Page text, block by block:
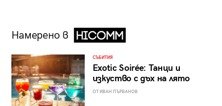
Намерено в
СЪБИТИЯ
Exotic Soirée: Танци и
изкуство с дъх на лято
ОТ ИВАН ПЪРВАНОВ